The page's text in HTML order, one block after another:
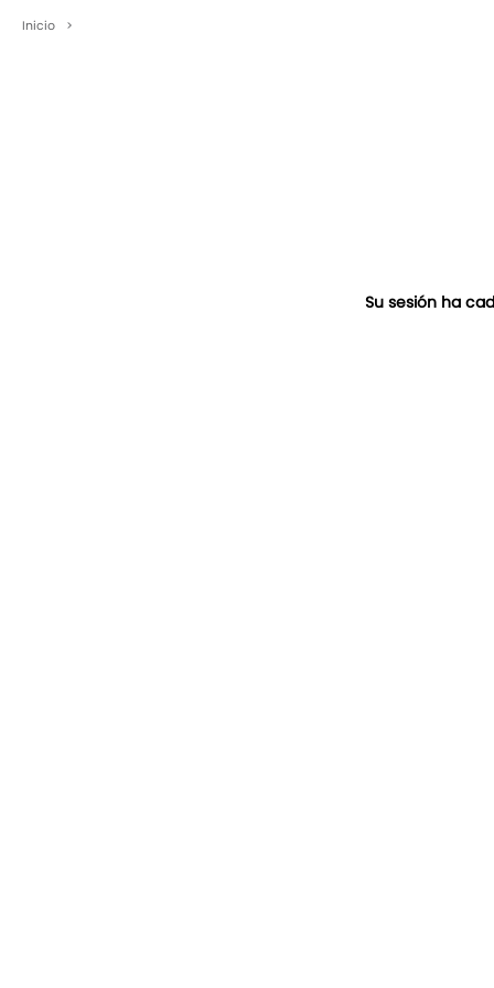
Inicio >
Su sesión ha